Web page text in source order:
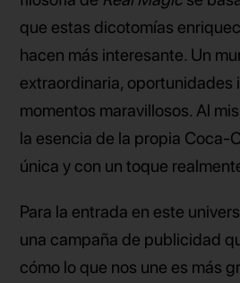
que estas dicotomías
hacen más interesante. Un
extraordinaria, oportunidades
momentos maravillosos. Al
la esencia de la propia Coca-
única y con un toque
Para la entrada en este
una campaña de publicidad
cómo lo que nos une es más